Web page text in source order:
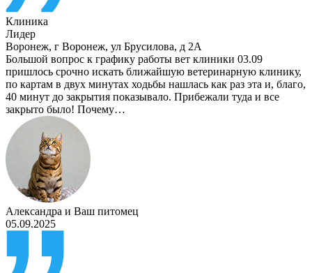
Клиника
Лидер
Воронеж, г Воронеж, ул Брусилова, д 2А
Большой вопрос к графику работы вет клиники 03.09
пришлось срочно искать ближайшую ветеринарную клинику,
по картам в двух минутах ходьбы нашлась как раз эта и, благо,
40 минут до закрытия показывало. Прибежали туда и все
закрыто было! Почему…
Александра и Ваш питомец
05.09.2025